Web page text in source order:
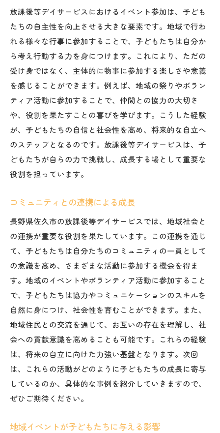
放課後等デイサービスにおけるイベント参加は、子ども
たちの自主性を向上させる大きな要素です。地域で行わ
れる様々な行事に参加することで、子どもたちは自分か
ら考え行動する力を身につけます。これにより、ただの
受け身ではなく、主体的に物事に参加する楽しさや意義
を感じることができます。例えば、地域の祭りやボラン
ティア活動に参加することで、仲間との協力の大切さ
や、役割を果たすことの喜びを学びます。こうした経験
が、子どもたちの自信と社会性を高め、将来的な自立へ
のステップとなるのです。放課後等デイサービスは、子
どもたちが自らの力で挑戦し、成長する場として重要な
役割を担っています。
コミュニティとの連携による成長
長野県佐久市の放課後等デイサービスでは、地域社会と
の連携が重要な役割を果たしています。この連携を通じ
て、子どもたちは自分たちのコミュニティの一員として
の意識を高め、さまざまな活動に参加する機会を得ま
す。地域のイベントやボランティア活動に参加すること
で、子どもたちは協力やコミュニケーションのスキルを
自然に身につけ、社会性を育むことができます。また、
地域住民との交流を通じて、お互いの存在を理解し、社
会への貢献意識を高めることも可能です。これらの経験
は、将来の自立に向けた力強い基盤となります。次回
は、これらの活動がどのように子どもたちの成長に寄与
しているのか、具体的な事例を紹介していきますので、
ぜひご期待ください。
地域イベントが子どもたちに与える影響